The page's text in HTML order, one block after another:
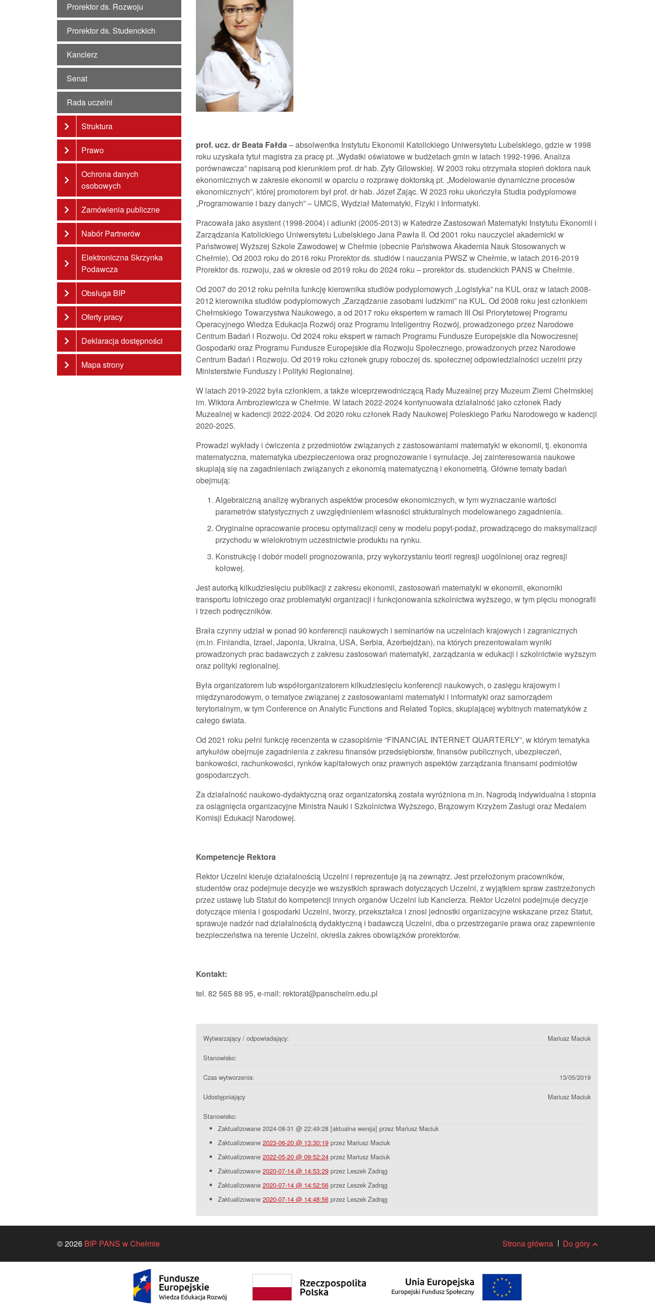
Prorektor ds. Rozwoju
Prorektor ds. Studenckich
Kanclerz
Senat
Rada uczelni
Struktura
Prawo
Ochrona danych
osobowych
Zamówienia publiczne
Nabór Partnerów
Elektroniczna Skrzynka
Podawcza
Obsługa BIP
Oferty pracy
Deklaracja dostępności
Mapa strony
prof. ucz. dr Beata Fałda– absolwentka Instytutu Ekonomii Katolickiego Uniwersytetu Lubelskiego, gdzie w 1998
roku uzyskała tytuł magistra za pracę pt. „Wydatki oświatowe w budżetach gmin w latach 1992-1996. Analiza
porównawcza” napisaną pod kierunkiem prof. dr hab. Zyty Gilowskiej. W 2003 roku otrzymała stopień doktora nauk
ekonomicznych w zakresie ekonomii w oparciu o rozprawę doktorską pt. „Modelowanie dynamiczne procesów
ekonomicznych”, której promotorem był prof. dr hab. Józef Zając. W 2023 roku ukończyła Studia podyplomowe
„Programowanie i bazy danych” – UMCS, Wydział Matematyki, Fizyki i Informatyki.
Pracowała jako asystent (1998-2004) i adiunkt (2005-2013) w Katedrze Zastosowań Matematyki Instytutu Ekonomii i
Zarządzania Katolickiego Uniwersytetu Lubelskiego Jana Pawła II. Od 2001 roku nauczyciel akademicki w
Państwowej Wyższej Szkole Zawodowej w Chełmie (obecnie Państwowa Akademia Nauk Stosowanych w
Chełmie). Od 2003 roku do 2016 roku Prorektor ds. studiów i nauczania PWSZ w Chełmie, w latach 2016-2019
Prorektor ds. rozwoju, zaś w okresie od 2019 roku do 2024 roku – prorektor ds. studenckich PANS w Chełmie.
Od 2007 do 2012 roku pełniła funkcję kierownika studiów podyplomowych „Logistyka” na KUL oraz w latach 2008-
2012 kierownika studiów podyplomowych „Zarządzanie zasobami ludzkimi” na KUL. Od 2008 roku jest członkiem
Chełmskiego Towarzystwa Naukowego, a od 2017 roku ekspertem w ramach III Osi Priorytetowej Programu
Operacyjnego Wiedza Edukacja Rozwój oraz Programu Inteligentny Rozwój, prowadzonego przez Narodowe
Centrum Badań i Rozwoju. Od 2024 roku ekspert w ramach Programu Fundusze Europejskie dla Nowoczesnej
Gospodarki oraz Programu Fundusze Europejskie dla Rozwoju Społecznego, prowadzonych przez Narodowe
Centrum Badań i Rozwoju. Od 2019 roku członek grupy roboczej ds. społecznej odpowiedzialności uczelni przy
Ministerstwie Funduszy i Polityki Regionalnej.
W latach 2019-2022 była członkiem, a także wiceprzewodniczącą Rady Muzealnej przy Muzeum Ziemi Chełmskiej
im. Wiktora Ambroziewicza w Chełmie. W latach 2022-2024 kontynuowała działalność jako członek Rady
Muzealnej w kadencji 2022-2024. Od 2020 roku członek Rady Naukowej Poleskiego Parku Narodowego w kadencji
2020-2025.
Prowadzi wykłady i ćwiczenia z przedmiotów związanych z zastosowaniami matematyki w ekonomii, tj. ekonomia
matematyczna, matematyka ubezpieczeniowa oraz prognozowanie i symulacje. Jej zainteresowania naukowe
skupiają się na zagadnieniach związanych z ekonomią matematyczną i ekonometrią. Główne tematy badań
obejmują:
Algebraiczną analizę wybranych aspektów procesów ekonomicznych, w tym wyznaczanie wartości
parametrów statystycznych z uwzględnieniem własności strukturalnych modelowanego zagadnienia.
Oryginalne opracowanie procesu optymalizacji ceny w modelu popyt-podaż, prowadzącego do maksymalizacji
przychodu w wielokrotnym uczestnictwie produktu na rynku.
Konstrukcję i dobór modeli prognozowania, przy wykorzystaniu teorii regresji uogólnionej oraz regresji
kołowej.
Jest autorką kilkudziesięciu publikacji z zakresu ekonomii, zastosowań matematyki w ekonomii, ekonomiki
transportu lotniczego oraz problematyki organizacji i funkcjonowania szkolnictwa wyższego, w tym pięciu monografii
i trzech podręczników.
Brała czynny udział w ponad 90 konferencji naukowych i seminariów na uczelniach krajowych i zagranicznych
(m.in. Finlandia, Izrael, Japonia, Ukraina, USA, Serbia, Azerbejdżan), na których prezentowałam wyniki
prowadzonych prac badawczych z zakresu zastosowań matematyki, zarządzania w edukacji i szkolnictwie wyższym
oraz polityki regionalnej.
Była organizatorem lub współorganizatorem kilkudziesięciu konferencji naukowych, o zasięgu krajowym i
międzynarodowym, o tematyce związanej z zastosowaniami matematyki i informatyki oraz samorządem
terytorialnym, w tym Conference on Analytic Functions and Related Topics, skupiającej wybitnych matematyków z
całego świata.
Od 2021 roku pełni funkcję recenzenta w czasopiśmie “FINANCIAL INTERNET QUARTERLY”, w którym tematyka
artykułów obejmuje zagadnienia z zakresu finansów przedsiębiorstw, finansów publicznych, ubezpieczeń,
bankowości, rachunkowości, rynków kapitałowych oraz prawnych aspektów zarządzania finansami podmiotów
gospodarczych.
Za działalność naukowo-dydaktyczną oraz organizatorską została wyróżniona m.in. Nagrodą indywidualna I stopnia
za osiągnięcia organizacyjne Ministra Nauki i Szkolnictwa Wyższego, Brązowym Krzyżem Zasługi oraz Medalem
Komisji Edukacji Narodowej.
Kompetencje Rektora
Rektor Uczelni kieruje działalnością Uczelni i reprezentuje ją na zewnątrz. Jest przełożonym pracowników,
studentów oraz podejmuje decyzje we wszystkich sprawach dotyczących Uczelni, z wyjątkiem spraw zastrzeżonych
przez ustawę lub Statut do kompetencji innych organów Uczelni lub Kanclerza. Rektor Uczelni podejmuje decyzje
dotyczące mienia i gospodarki Uczelni, tworzy, przekształca i znosi jednostki organizacyjne wskazane przez Statut,
sprawuje nadzór nad działalnością dydaktyczną i badawczą Uczelni, dba o przestrzeganie prawa oraz zapewnienie
bezpieczeństwa na terenie Uczelni, określa zakres obowiązków prorektorów.
Kontakt:
tel. 82 565 88 95, e-mail: rektorat@panschelm.edu.pl
Wytwarzający / odpowiadający: Mariusz Maciuk
Stanowisko:
Czas wytworzenia: 13/05/2019
Udostępniający Mariusz Maciuk
Stanowisko:
Zaktualizowane 2024-08-31 @ 22:49:28 [aktualna wersja] przez Mariusz Maciuk
Zaktualizowane 2023-06-20 @ 13:30:19 przez Mariusz Maciuk
Zaktualizowane 2022-05-20 @ 09:52:24 przez Mariusz Maciuk
Zaktualizowane 2020-07-14 @ 14:53:29 przez Leszek Zadrąg
Zaktualizowane 2020-07-14 @ 14:52:56 przez Leszek Zadrąg
Zaktualizowane 2020-07-14 @ 14:48:56 przez Leszek Zadrąg
© 2026 BIP PANS w Chełmie Strona główna Do góry